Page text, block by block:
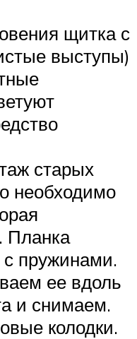
щитка с
выступы)
старых
необходимо
Планка
пружинами.
ее вдоль
и снимаем.
колодки.